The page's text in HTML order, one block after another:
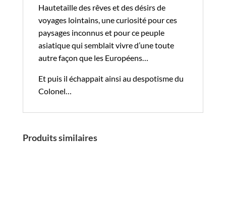
Hautetaille des rêves et des désirs de
voyages lointains, une curiosité pour ces
paysages inconnus et pour ce peuple
asiatique qui semblait vivre d’une toute
autre façon que les Européens…
Et puis il échappait ainsi au despotisme du
Colonel…
Produits similaires